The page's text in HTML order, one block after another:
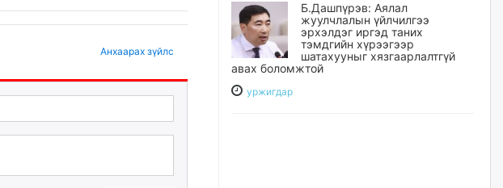
Анхаарах зүйлс
Б.Дашпүрэв: Аялал
жуулчлалын үйлчилгээ
эрхэлдэг иргэд таних
тэмдгийн хүрээгээр
шатахууныг хязгаарлалтгүй
авах боломжтой
уржигдар